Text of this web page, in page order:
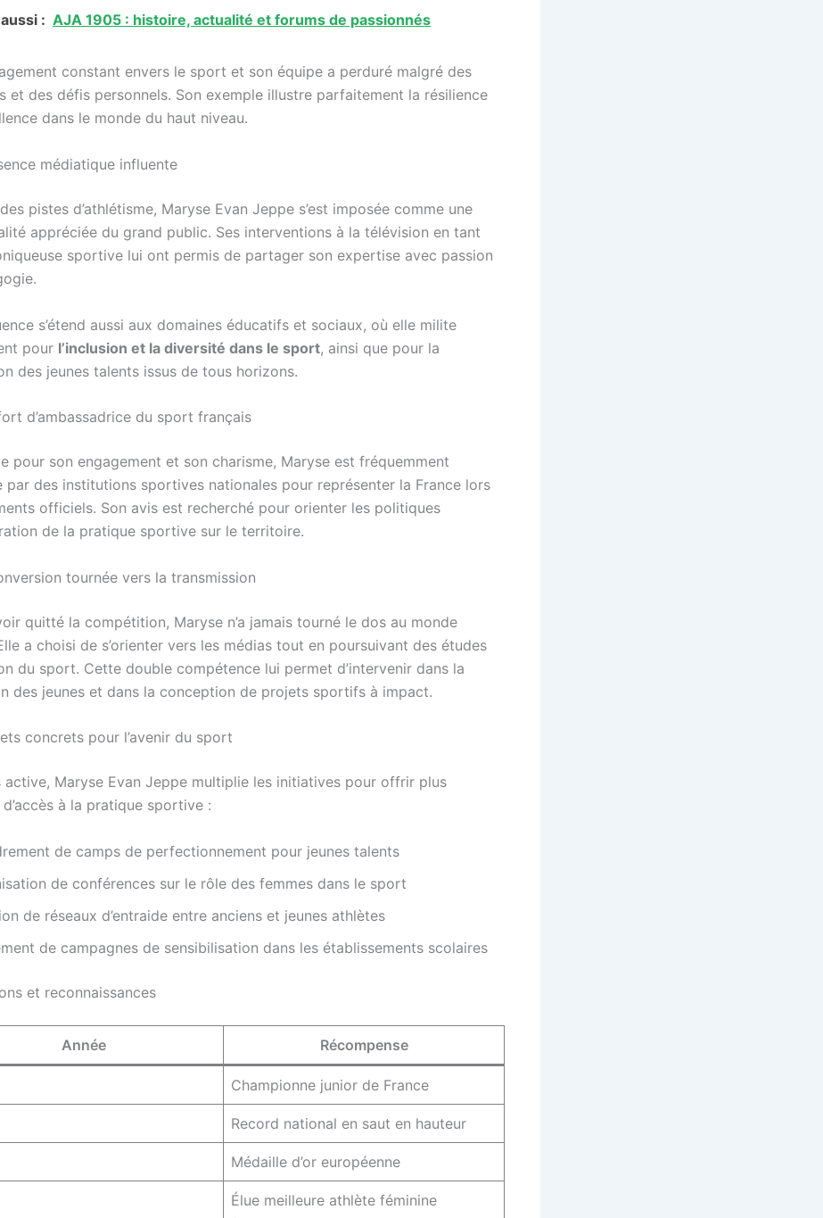
: AJA 1905 : histoire, actualité et forums de passionnés
constant envers le sport et son équipe a perduré malgré des
et des défis personnels. Son exemple illustre parfaitement la résilience
dans le monde du haut niveau.
médiatique influente
pistes d’athlétisme, Maryse Evan Jeppe s’est imposée comme une
appréciée du grand public. Ses interventions à la télévision en tant
sportive lui ont permis de partager son expertise avec passion
s’étend aussi aux domaines éducatifs et sociaux, où elle milite
pour l’inclusion et la diversité dans le sport, ainsi que pour la
des jeunes talents issus de tous horizons.
d’ambassadrice du sport français
pour son engagement et son charisme, Maryse est fréquemment
par des institutions sportives nationales pour représenter la France lors
officiels. Son avis est recherché pour orienter les politiques
de la pratique sportive sur le territoire.
tournée vers la transmission
quitté la compétition, Maryse n’a jamais tourné le dos au monde
a choisi de s’orienter vers les médias tout en poursuivant des études
du sport. Cette double compétence lui permet d’intervenir dans la
des jeunes et dans la conception de projets sportifs à impact.
concrets pour l’avenir du sport
active, Maryse Evan Jeppe multiplie les initiatives pour offrir plus
d’accès à la pratique sportive :
de camps de perfectionnement pour jeunes talents
de conférences sur le rôle des femmes dans le sport
de réseaux d’entraide entre anciens et jeunes athlètes
de campagnes de sensibilisation dans les établissements scolaires
et reconnaissances
Année Récompense
Championne junior de France
Record national en saut en hauteur
Médaille d’or européenne
Élue meilleure athlète féminine